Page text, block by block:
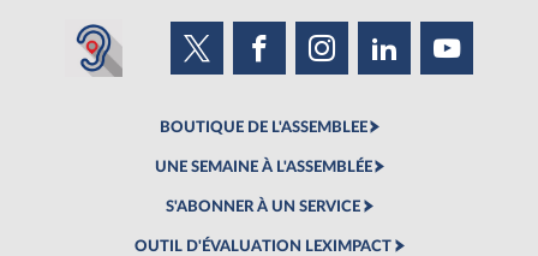
BOUTIQUE DE L'ASSEMBLEE
UNE SEMAINE À L'ASSEMBLÉE
S'ABONNER À UN SERVICE
OUTIL D'ÉVALUATION LEXIMPACT